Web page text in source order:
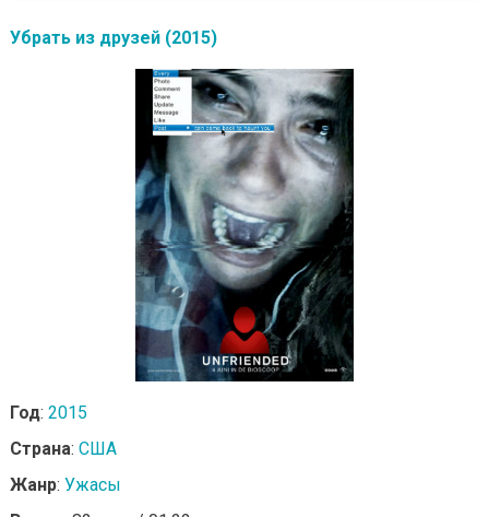
Убрать из друзей (2015)
Год: 2015
Страна: США
Жанр: Ужасы